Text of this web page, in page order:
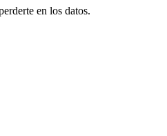
en los datos.